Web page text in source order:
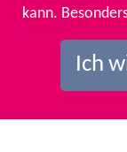
kann.
Ich